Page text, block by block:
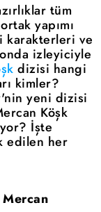
tüm
yapımı
karakterleri ve
izleyiciyle
dizisi hangi
kimler?
yeni dizisi
Köşk
İşte
edilen her